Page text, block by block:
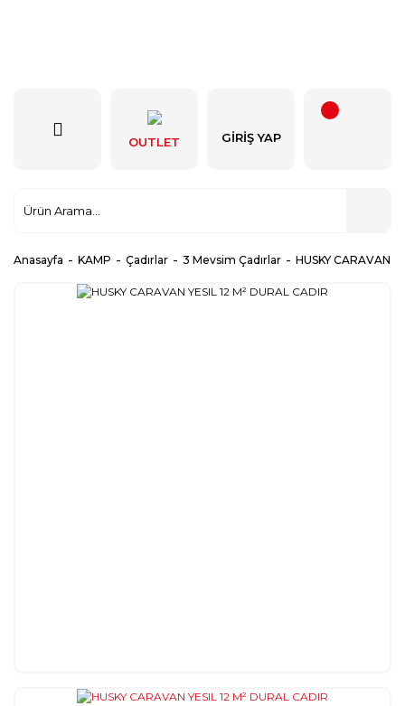
OUTLET GIRIŞ YAP
Anasayfa KAMP Çadırlar 3 Mevsim Çadırlar HUSKY CARAVAN